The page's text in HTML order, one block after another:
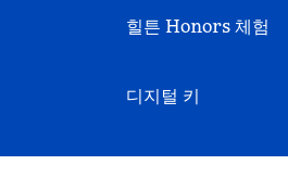
힐튼 Honors 체험
디지털 키